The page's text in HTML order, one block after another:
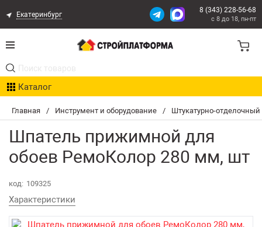
Главная / Инструмент и оборудование / Штукатурно-
Шпатель прижимной для
обоев РемоКолор 280 мм, шт
код: 109325
Характеристики
Екатеринбург
8 (343) 228-56-68
с 8 до 18, пн-пт
Каталог
Акции
Расчет доставки
Организациям
Опыт поставок
Контакты